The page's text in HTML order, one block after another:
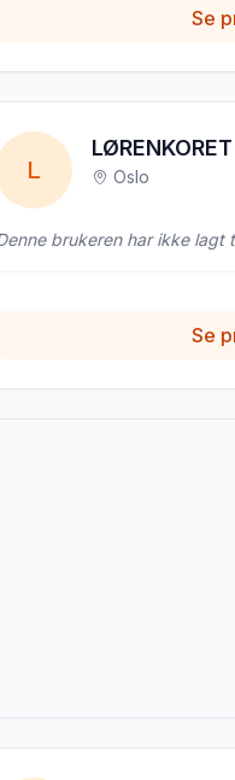
Se
L
LØRENKORET
Oslo
brukeren har ikke lagt
Se